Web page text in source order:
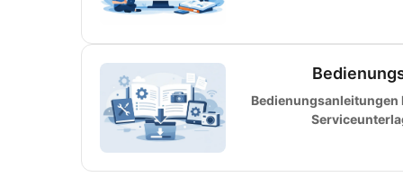
Bedienungsanleitungen